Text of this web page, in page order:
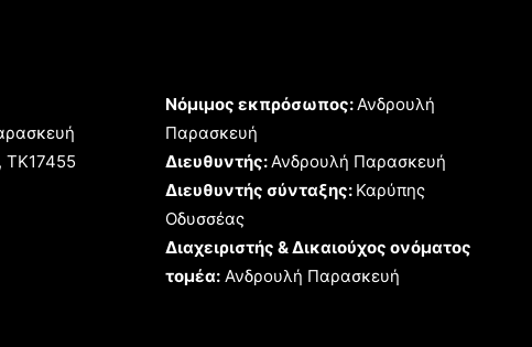
TK17455
Νόμιμος εκπρόσωπος:Ανδρουλή
Παρασκευή
Διευθυντής:Ανδρουλή Παρασκευή
Διευθυντής σύνταξης: Καρύπης
Οδυσσέας
Διαχειριστής & Δικαιούχος ονόματος
τομέα: Ανδρουλή Παρασκευή